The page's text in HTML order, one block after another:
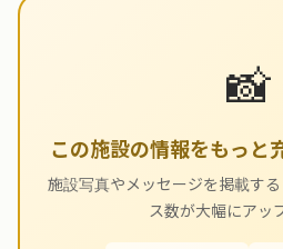
📸
この施設の情報をもっと
施設写真やメッセージを掲載す
ス数が大幅にアッ